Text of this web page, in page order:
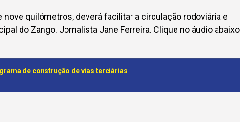
quilómetros, deverá facilitar a circulação rodoviária e
do Zango. Jornalista Jane Ferreira. Clique no áudio abaixo
de construção de vias terciárias